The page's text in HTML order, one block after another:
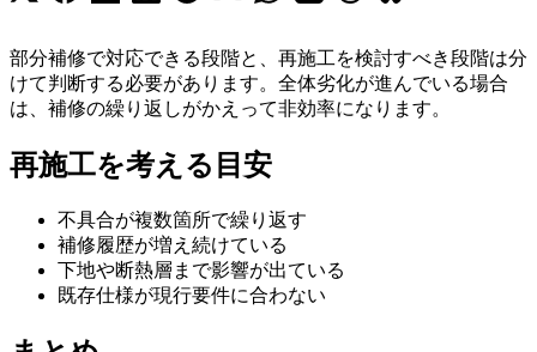
部分補修で対応できる段階と、再施工を検討すべき段階は分
けて判断する必要があります。全体劣化が進んでいる場合
は、補修の繰り返しがかえって非効率になります。
再施工を考える目安
不具合が複数箇所で繰り返す
補修履歴が増え続けている
下地や断熱層まで影響が出ている
既存仕様が現行要件に合わない